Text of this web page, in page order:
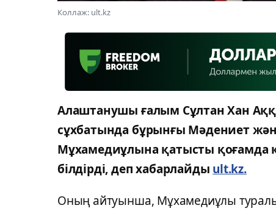
Коллаж: ult.kz
Алаштанушы ғалым Сұлтан Хан
сұхбатында бұрынғы Мәдениет
Мұхамедиұлына қатысты қоғамда
білдірді, деп хабарлайды ult.kz.
Оның айтуынша, Мұхамедиұлы туралы